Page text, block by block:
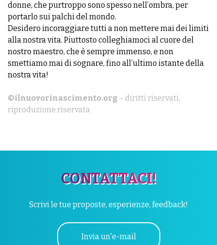
donne, che purtroppo sono spesso nell’ombra, per
portarlo sui palchi del mondo.
Desidero incoraggiare tutti a non mettere mai dei limiti
alla nostra vita. Piuttosto colleghiamoci al cuore del
nostro maestro, che è sempre immenso, e non
smettiamo mai di sognare, fino all’ultimo istante della
nostra vita!
©ilnuovorinascimento.org – diritti riservati,
riproduzione riservata
CONTATTACI!
Scrivi le tue proposte, esperienze, feedback!
Invia un'e-mail